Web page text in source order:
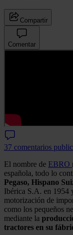
Compartir
Comentar
37 comentarios
El nombre de EBRO
española, todo lo
Pegaso, Hispano
Ibérica S.A. en 1954
motorización de
como los pequeños
mediante la
tractores en su